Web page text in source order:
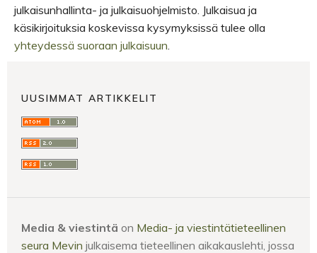
julkaisunhallinta- ja julkaisuohjelmisto. Julkaisua ja
käsikirjoituksia koskevissa kysymyksissä tulee olla
yhteydessä suoraan julkaisuun.
UUSIMMAT ARTIKKELIT
Media & viestintä on Media- ja viestintätieteellinen
seura Mevin julkaisema tieteellinen aikakauslehti, jossa